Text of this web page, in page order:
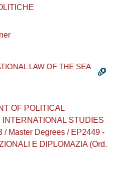
LAW OF THE SEA
OF POLITICAL
STUDIES
/ Master Degrees / EP2449 -
E DIPLOMAZIA (Ord.